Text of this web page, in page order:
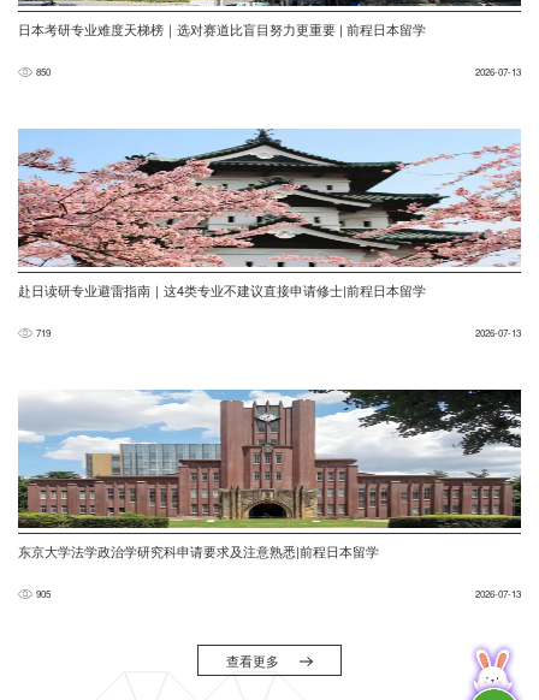
日本考研专业难度天梯榜｜选对赛道比盲目努力更重要 | 前程日本留学
850 2026-07-13
赴日读研专业避雷指南｜这4类专业不建议直接申请修士|前程日本留学
719 2026-07-13
东京大学法学政治学研究科申请要求及注意熟悉|前程日本留学
905 2026-07-13
查看更多